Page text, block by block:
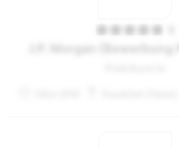
J.P. Morgan (Bewerbung